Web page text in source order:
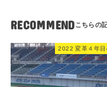
RECOMMEND
2022 変革４年目